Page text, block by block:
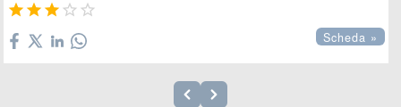
    
Scheda »